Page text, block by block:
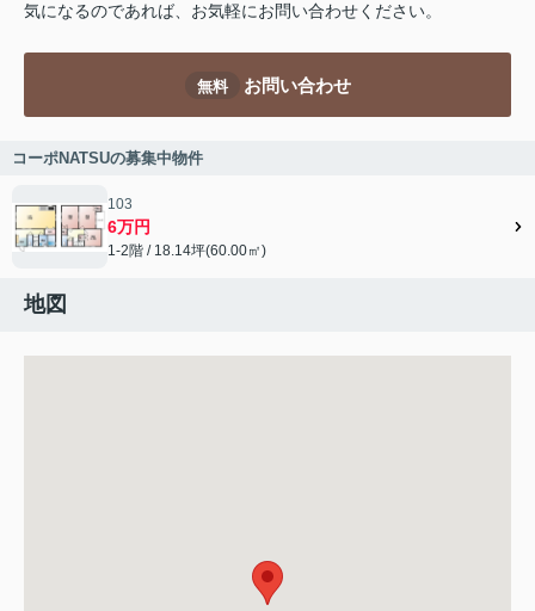
気になるのであれば、お気軽にお問い合わせください。
無料 お問い合わせ
コーポNATSUの募集中物件
103
6万円
1-2階 / 18.14坪(60.00㎡)
地図